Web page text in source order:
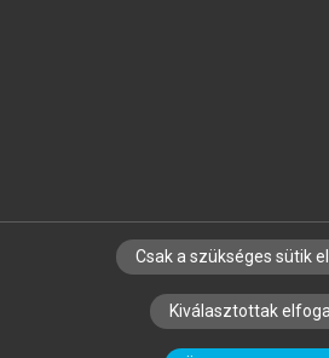
SZERZŐKNEK CÉGEKNEK
SZERKESZTÉSI ÉS
Csak a szükséges sütik
Kiválasztottak